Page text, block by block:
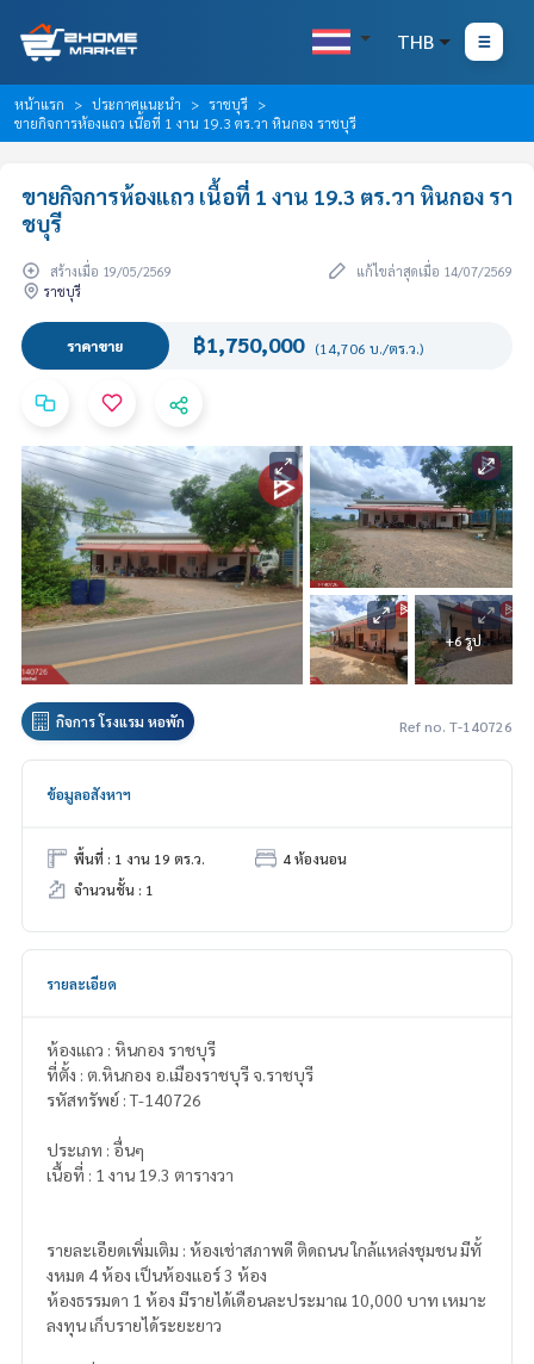
THB
หน้าแรก ประกาศแนะนำ
ราชบุรี
ขายกิจการห้องแถว เนื้อที่ 1 งาน 19.3 ตร.วา หินกอง ราชบุรี
ขายกิจการห้องแถว เนื้อที่ 1 งาน 19.3 ตร.วา หินกอง รา
ชบุรี
สร้างเมื่อ 19/05/2569
แก้ไขล่าสุดเมื่อ 14/07/2569
ราชบุรี
ราคาขาย ฿1,750,000 (14,706 บ./ตร.ว.)
+6 รูป
กิจการ โรงแรม หอพัก Ref no. T-140726
ข้อมูลอสังหาฯ
พื้นที่ : 1 งาน 19 ตร.ว.
4 ห้องนอน
จำนวนชั้น : 1
รายละเอียด
ห้องแถว : หินกอง ราชบุรี
ที่ตั้ง : ต.หินกอง อ.เมืองราชบุรี จ.ราชบุรี
รหัสทรัพย์ : T-140726
ประเภท : อื่นๆ
เนื้อที่ : 1 งาน 19.3 ตารางวา
รายละเอียดเพิ่มเติม : ห้องเช่าสภาพดี ติดถนน ใกล้แหล่งชุมชน มีทั้
งหมด 4 ห้อง เป็นห้องแอร์ 3 ห้อง
ห้องธรรมดา 1 ห้อง มีรายได้เดือนละประมาณ 10,000 บาท เหมาะ
ลงทุน เก็บรายได้ระยะยาว